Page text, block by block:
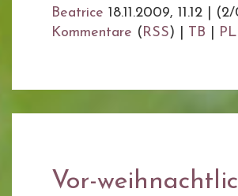
Beatrice 18.11.2009, 11.12
(2/
Kommentare (RSS) | TB PL
Vor-